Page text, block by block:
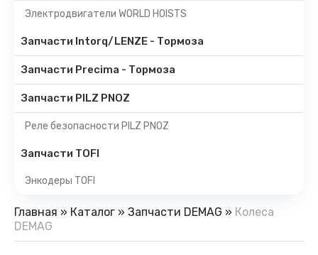
Электродвигатели WORLD HOISTS
Запчасти Intorq/LENZE - Тормоза
Запчасти Precima - Тормоза
Запчасти PILZ PNOZ
Реле безопасности PILZ PNOZ
Запчасти TOFI
Энкодеры TOFI
Главная » Каталог » Запчасти DEMAG » Колеса
DEMAG